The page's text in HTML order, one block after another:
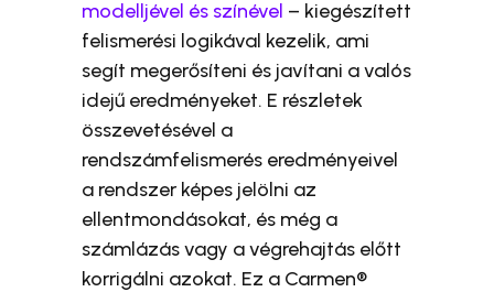
modelljével és színével – kiegészített
felismerési logikával kezelik, ami
segít megerősíteni és javítani a valós
idejű eredményeket. E részletek
összevetésével a
rendszámfelismerés eredményeivel
a rendszer képes jelölni az
ellentmondásokat, és még a
számlázás vagy a végrehajtás előtt
korrigálni azokat. Ez a Carmen®